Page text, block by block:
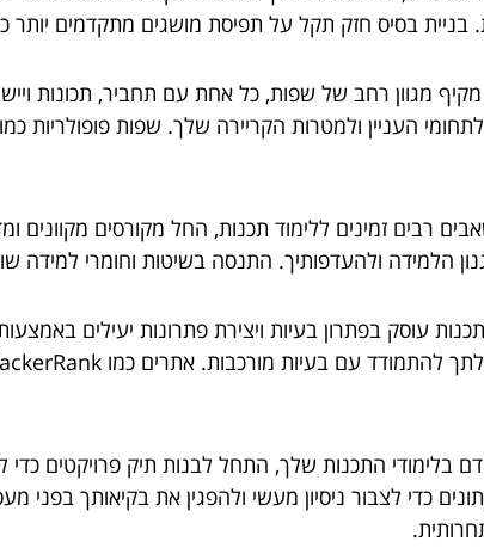
בניית בסיס חזק תקל על תפיסת מושגים מתקדמים
מגוון רחב של שפות, כל אחת עם תחביר, תכונות
רבים זמינים ללימוד תכנות, החל מקורסים מקוונים
הלמידה ולהעדפותיך. התנסה בשיטות וחומרי למידה
תכנות עוסק בפתרון בעיות ויצירת פתרונות יעילים
בלימודי התכנות שלך, התחל לבנות תיק פרויקטים כדי
כדי לצבור ניסיון מעשי ולהפגין את בקיאותך בפני